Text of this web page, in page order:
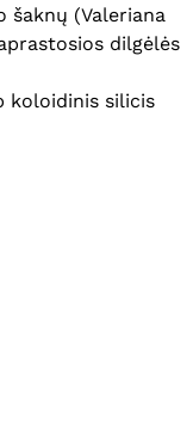
šaknų (Valeriana
dilgėlės
koloidinis silicis